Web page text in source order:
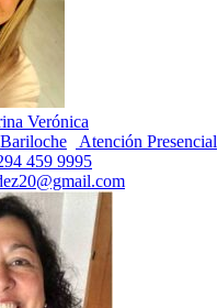
Verónica
Atención Presencial
459 9995